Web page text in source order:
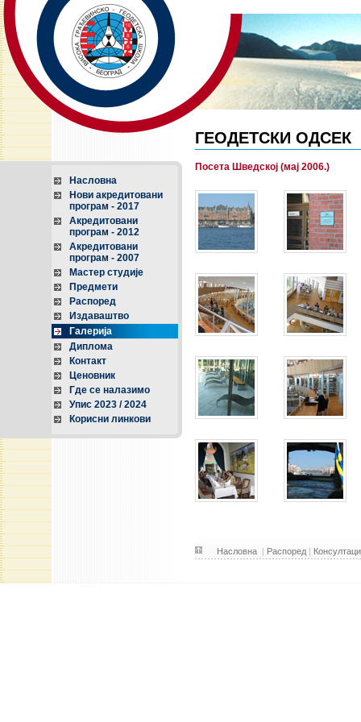
ГЕОДЕТСКИ ОДСЕК
Насловна
Нови акредитовани
програм - 2017
Акредитовани
програм - 2012
Акредитовани
програм - 2007
Мастер студије
Предмети
Распоред
Издаваштво
Галерија
Диплома
Контакт
Ценовник
Где се налазимо
Упис 2023 / 2024
Корисни линкови
Посета Шведској (мај 2006.)
Насловна | Распоред |